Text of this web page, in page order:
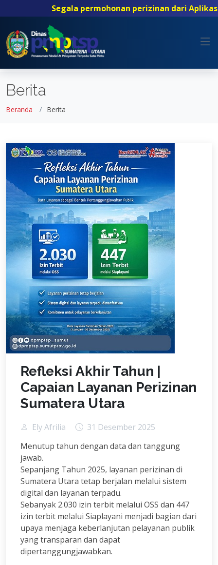
Segala permohonan perizinan dari Aplikasi
Berita
Beranda Berita
Refleksi Akhir Tahun |
Capaian Layanan Perizinan
Sumatera Utara
Ely Afrilia
31 Desember 2025
Menutup tahun dengan data dan tanggung
jawab.
Sepanjang Tahun 2025, layanan perizinan di
Sumatera Utara tetap berjalan melalui sistem
digital dan layanan terpadu.
Sebanyak 2.030 izin terbit melalui OSS dan 447
izin terbit melalui Siaplayani menjadi bagian dari
upaya menjaga keberlanjutan pelayanan publik
yang transparan dan dapat
dipertanggungjawabkan.